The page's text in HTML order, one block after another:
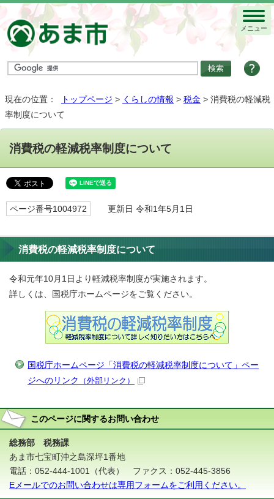
メニュー
現在の位置： トップページ > くらしの情報 > 税金 > 消費税の軽減税
率制度について
消費税の軽減税率制度について
ページ番号1004972 更新日 令和1年5月1日
消費税の軽減税率制度について
令和元年10月1日より軽減税率制度が実施されます。
詳しくは、国税庁ホームページをご覧ください。
国税庁ホームページ「消費税の軽減税率制度について」ペー
ジへのリンク
（外部リンク）
このページに関するお問い合わせ
総務部 税務課
あま市七宝町沖之島深坪1番地
電話：052-444-1001（代表） ファクス：052-445-3856
Eメールでのお問い合わせは専用フォームをご利用ください。